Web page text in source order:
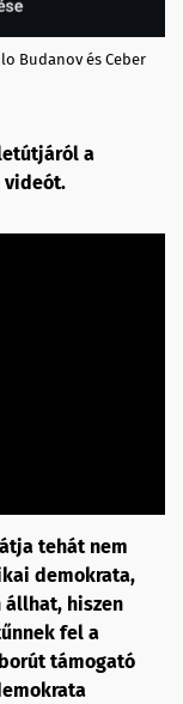
Budanov és Ceber
a
videót.
tehát nem
demokrata,
hiszen
fel a
támogató